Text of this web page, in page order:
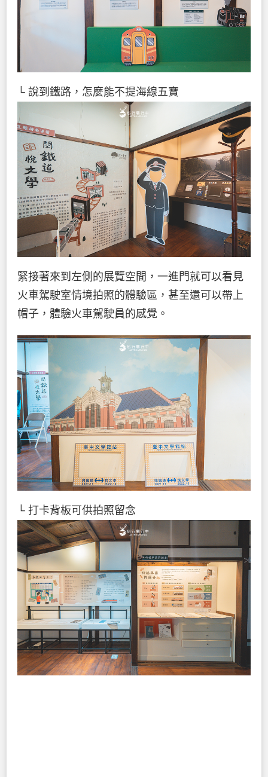
└ 說到鐵路，怎麼能不提海線五寶
緊接著來到左側的展覽空間，一進門就可以看見
火車駕駛室情境拍照的體驗區，甚至還可以帶上
帽子，體驗火車駕駛員的感覺。
└ 打卡背板可供拍照留念